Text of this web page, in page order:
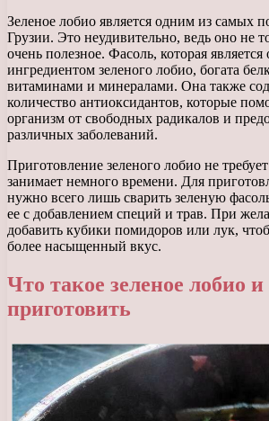
Зеленое лобио является одним из самых
Грузии. Это неудивительно, ведь оно не
очень полезное. Фасоль, которая
ингредиентом зеленого лобио, богата
витаминами и минералами. Она также
количество антиоксидантов, которые
организм от свободных радикалов и
различных заболеваний.
Приготовление зеленого лобио не
занимает немного времени. Для
нужно всего лишь сварить зеленую
ее с добавлением специй и трав. При
добавить кубики помидоров или лук,
более насыщенный вкус.
Что такое зеленое лобио и
приготовить